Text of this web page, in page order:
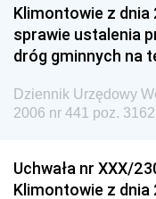
Klimontowie z dnia
sprawie ustalenia
dróg gminnych na
Dziennik Urzędowy
2006 nr 441 poz. 3162
Uchwała nr XXX/
Klimontowie z dnia